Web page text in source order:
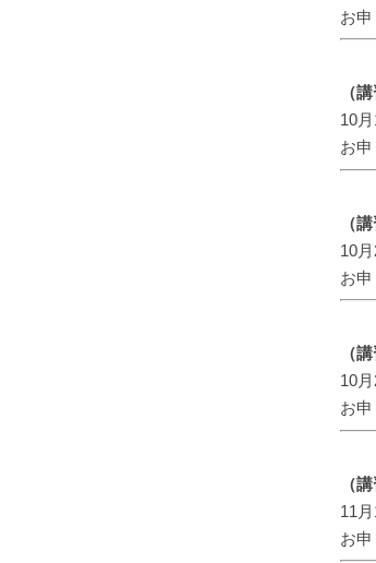
お
（
10
お
（
10
お
（
10
お
（
11
お